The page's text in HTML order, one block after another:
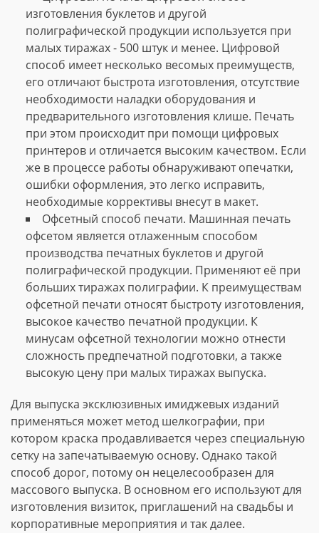
изготовления буклетов и другой
полиграфической продукции используется при
малых тиражах - 500 штук и менее. Цифровой
способ имеет несколько весомых преимуществ,
его отличают быстрота изготовления, отсутствие
необходимости наладки оборудования и
предварительного изготовления клише. Печать
при этом происходит при помощи цифровых
принтеров и отличается высоким качеством. Если
же в процессе работы обнаруживают опечатки,
ошибки оформления, это легко исправить,
необходимые коррективы внесут в макет.
Офсетный способ печати. Машинная печать
офсетом является отлаженным способом
производства печатных буклетов и другой
полиграфической продукции. Применяют её при
больших тиражах полиграфии. К преимуществам
офсетной печати относят быстроту изготовления,
высокое качество печатной продукции. К
минусам офсетной технологии можно отнести
сложность предпечатной подготовки, а также
высокую цену при малых тиражах выпуска.
Для выпуска эксклюзивных имиджевых изданий
применяться может метод шелкографии, при
котором краска продавливается через специальную
сетку на запечатываемую основу. Однако такой
способ дорог, потому он нецелесообразен для
массового выпуска. В основном его используют для
изготовления визиток, приглашений на свадьбы и
корпоративные мероприятия и так далее.